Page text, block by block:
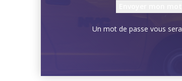
Un mot de passe vous